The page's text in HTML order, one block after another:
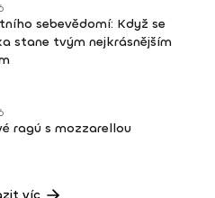
sebevědomí: Když se
stane tvým nejkrásnějším
ragú s mozzarellou